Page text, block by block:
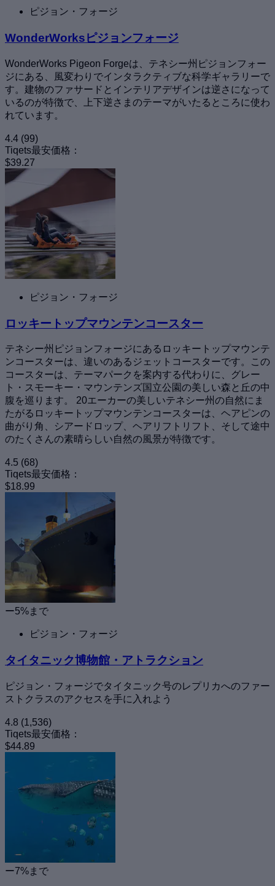
ピジョン・フォージ
WonderWorksピジョンフォージ
WonderWorks Pigeon Forgeは、テネシー州ピジョンフォー
ジにある、風変わりでインタラクティブな科学ギャラリーで
す。建物のファサードとインテリアデザインは逆さになって
いるのが特徴で、上下逆さまのテーマがいたるところに使わ
れています。
4.4 (99)
Tiqets最安価格：
$39.27
ピジョン・フォージ
ロッキートップマウンテンコースター
テネシー州ピジョンフォージにあるロッキートップマウンテ
ンコースターは、違いのあるジェットコースターです。この
コースターは、テーマパークを案内する代わりに、グレー
ト・スモーキー・マウンテンズ国立公園の美しい森と丘の中
腹を巡ります。 20エーカーの美しいテネシー州の自然にま
たがるロッキートップマウンテンコースターは、ヘアピンの
曲がり角、シアードロップ、ヘアリフトリフト、そして途中
のたくさんの素晴らしい自然の風景が特徴です。
4.5 (68)
Tiqets最安価格：
$18.99
ー5%まで
ピジョン・フォージ
タイタニック博物館・アトラクション
ピジョン・フォージでタイタニック号のレプリカへのファー
ストクラスのアクセスを手に入れよう
4.8 (1,536)
Tiqets最安価格：
$44.89
ー7%まで